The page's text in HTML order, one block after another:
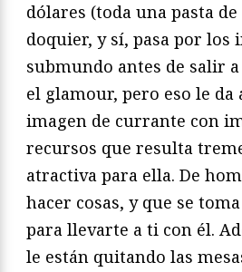
dólares (toda una pasta
doquier, y sí, pasa por los
submundo antes de salir
el glamour, pero eso le da
imagen de currante con
recursos que resulta
atractiva para ella. De
hacer cosas, y que se
para llevarte a ti con él.
le están quitando las